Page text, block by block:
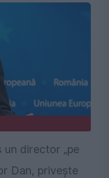
un director „pe
Dan, privește